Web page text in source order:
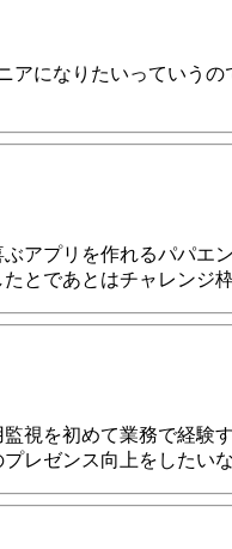
アになりたいっていう
アプリを作れるパパ
とであとはチャレンジ
視を初めて業務で経
レゼンス向上をしたい